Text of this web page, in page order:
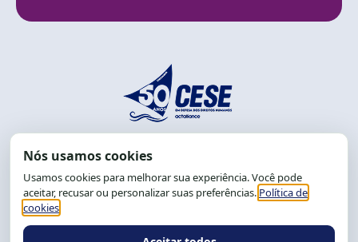
End.: R. da Graça, 150. Graça
CEP: 40.150-055
Salvador-BA, Brasil.
Tel.: (71) 2104-5457, Cel.: (71) 9 9239-2104 ou 2105
Expediente: 8h às 12h e 13 às 17h.